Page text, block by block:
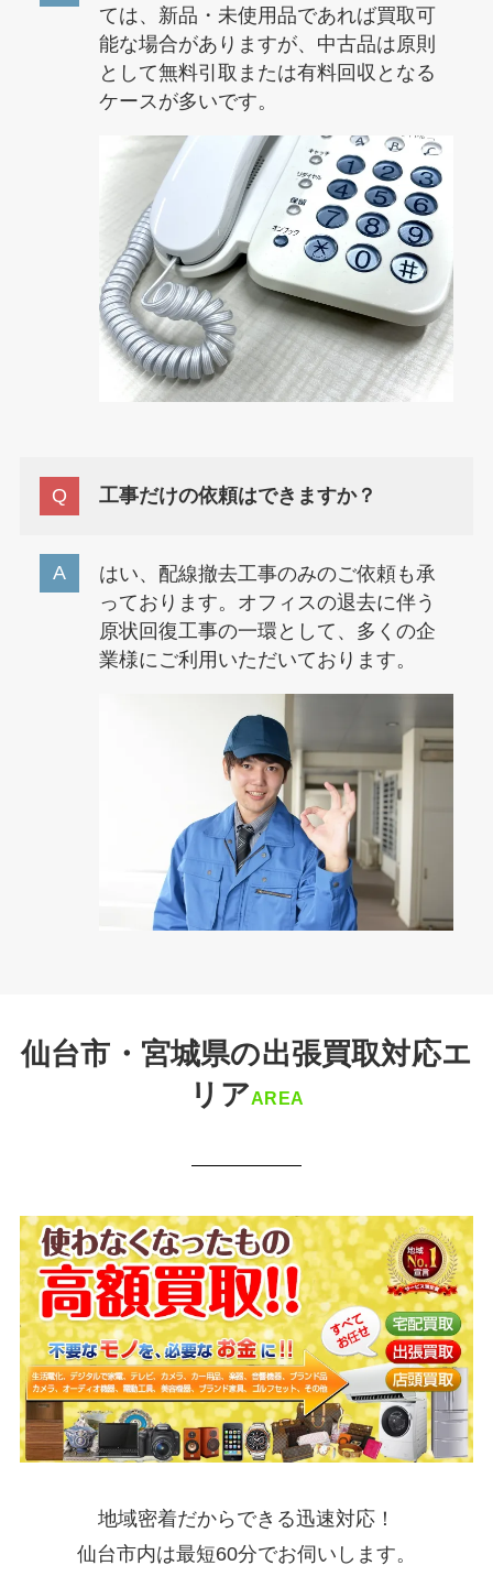
ては、新品・未使用品であれば買取可
能な場合がありますが、中古品は原則
として無料引取または有料回収となる
ケースが多いです。
工事だけの依頼はできますか？
はい、配線撤去工事のみのご依頼も承
っております。オフィスの退去に伴う
原状回復工事の一環として、多くの企
業様にご利用いただいております。
仙台市・宮城県の出張買取対応エ
リアAREA
地域密着だからできる迅速対応！
仙台市内は最短60分でお伺いします。